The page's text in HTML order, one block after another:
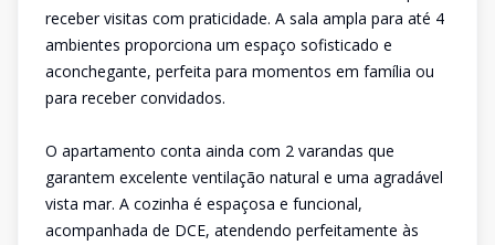
receber visitas com praticidade. A sala ampla para até 4
ambientes proporciona um espaço sofisticado e
aconchegante, perfeita para momentos em família ou
para receber convidados.
O apartamento conta ainda com 2 varandas que
garantem excelente ventilação natural e uma agradável
vista mar. A cozinha é espaçosa e funcional,
acompanhada de DCE, atendendo perfeitamente às